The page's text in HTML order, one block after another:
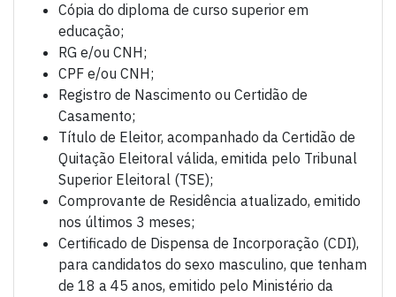
Cópia do diploma de curso superior em
educação;
RG e/ou CNH;
CPF e/ou CNH;
Registro de Nascimento ou Certidão de
Casamento;
Título de Eleitor, acompanhado da Certidão de
Quitação Eleitoral válida, emitida pelo Tribunal
Superior Eleitoral (TSE);
Comprovante de Residência atualizado, emitido
nos últimos 3 meses;
Certificado de Dispensa de Incorporação (CDI),
para candidatos do sexo masculino, que tenham
de 18 a 45 anos, emitido pelo Ministério da